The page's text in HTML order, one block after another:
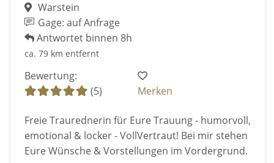
Warstein
Gage: auf Anfrage
Antwortet binnen 8h
ca. 79 km entfernt
Bewertung:
(5)
Merken
Freie Traurednerin für Eure Trauung - humorvoll,
emotional & locker - VollVertraut! Bei mir stehen
Eure Wünsche & Vorstellungen im Vordergrund.